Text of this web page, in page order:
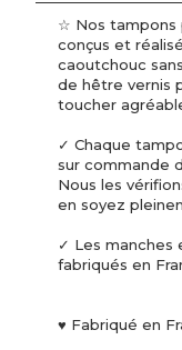
☆ Nos tampons
conçus et
caoutchouc
de hêtre vernis
toucher
✓ Chaque
sur commande
Nous les
en soyez
✓ Les manches
fabriqués en
♥ Fabriqué en